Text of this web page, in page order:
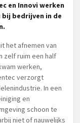
en Innovi werken
bedrijven in de
het afnemen van
zelf ruim een half
werken,
verzorgt
In een
en
schoon te
niet of nauwelijks